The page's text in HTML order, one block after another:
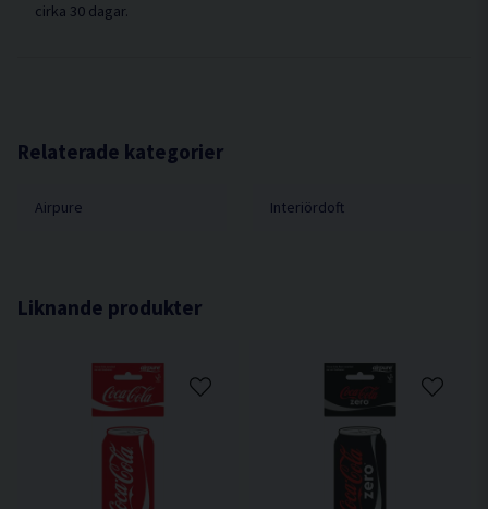
cirka 30 dagar.
Relaterade kategorier
Airpure Interiördoft
Liknande produkter